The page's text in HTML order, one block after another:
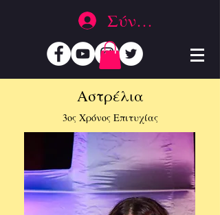
Σύνδεση
Αστρέλια
3ος Χρόνος Επιτυχίας